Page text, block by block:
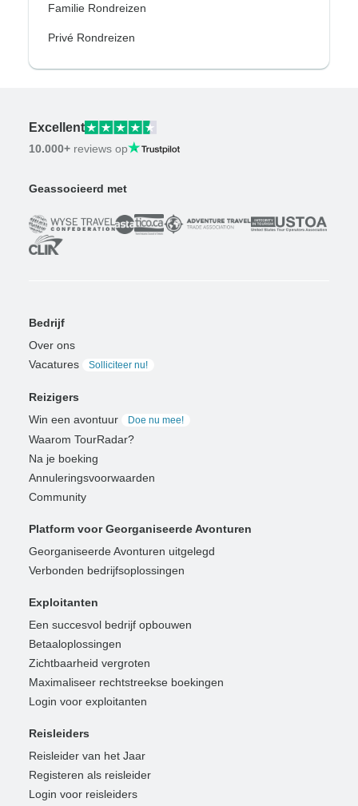
Familie Rondreizen
Privé Rondreizen
Excellent
10.000+ reviews op
Geassocieerd met
Bedrijf
Over ons
Vacatures
Solliciteer nu!
Reizigers
Win een avontuur
Doe nu mee!
Waarom TourRadar?
Na je boeking
Annuleringsvoorwaarden
Community
Platform voor Georganiseerde Avonturen
Georganiseerde Avonturen uitgelegd
Verbonden bedrijfsoplossingen
Exploitanten
Een succesvol bedrijf opbouwen
Betaaloplossingen
Zichtbaarheid vergroten
Maximaliseer rechtstreekse boekingen
Login voor exploitanten
Reisleiders
Reisleider van het Jaar
Registeren als reisleider
Login voor reisleiders